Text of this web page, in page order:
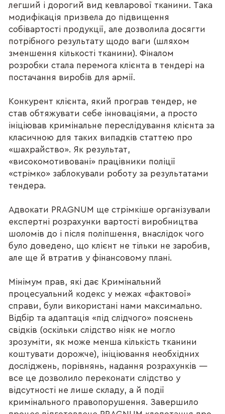
легший і дорогий вид кевларової тканини. Така
модифікація призвела до підвищення
собівартості продукції, але дозволила досягти
потрібного результату щодо ваги (шляхом
зменшення кількості тканини). Фіналом
розробки стала перемога клієнта в тендері на
постачання виробів для армії.
Конкурент клієнта, який програв тендер, не
став обтяжувати себе інноваціями, а просто
ініціював кримінальне переслідування клієнта за
класичною для таких випадків статтею про
«шахрайство». Як результат,
«високомотивовані» працівники поліції
«стрімко» заблокували роботу за результатами
тендера.
Адвокати PRAGNUM ще стрімкіше організували
експертні розрахунки вартості виробництва
шоломів до і після поліпшення, внаслідок чого
було доведено, що клієнт не тільки не заробив,
але ще й втратив у фінансовому плані.
Мінімум прав, які дає Кримінальний
процесуальний кодекс у межах «фактової»
справи, були використані нами максимально.
Відбір та адаптація «під слідчого» пояснень
свідків (оскільки слідство ніяк не могло
зрозуміти, як може менша кількість тканини
коштувати дорожче), ініціювання необхідних
досліджень, порівнянь, надання розрахунків —
все це дозволило переконати слідство у
відсутності не лише складу, а й події
кримінального правопорушення. Завершило